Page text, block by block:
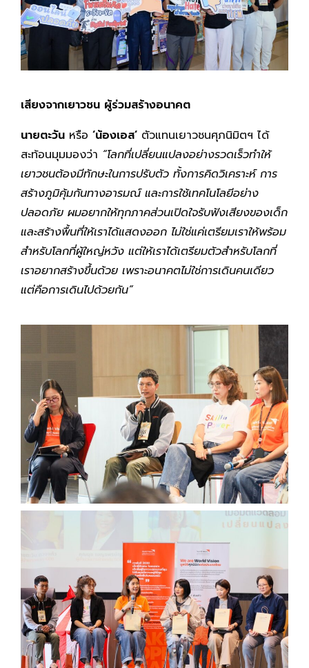
เสียงจากเยาวชน ผู้ร่วมสร้างอนาคต
นายตะวัน หรือ ‘น้องเอส’ ตัวแทนเยาวชนศุภนิมิตฯ ได้
สะท้อนมุมมองว่า “โลกที่เปลี่ยนแปลงอย่างรวดเร็วทำให้
เยาวชนต้องมีทักษะในการปรับตัว ทั้งการคิดวิเคราะห์ การ
สร้างภูมิคุ้มกันทางอารมณ์ และการใช้เทคโนโลยีอย่าง
ปลอดภัย ผมอยากให้ทุกภาคส่วนเปิดใจรับฟังเสียงของเด็ก
และสร้างพื้นที่ให้เราได้แสดงออก ไม่ใช่แค่เตรียมเราให้พร้อม
สำหรับโลกที่ผู้ใหญ่หวัง แต่ให้เราได้เตรียมตัวสำหรับโลกที่
เราอยากสร้างขึ้นด้วย เพราะอนาคตไม่ใช่การเดินคนเดียว
แต่คือการเดินไปด้วยกัน”